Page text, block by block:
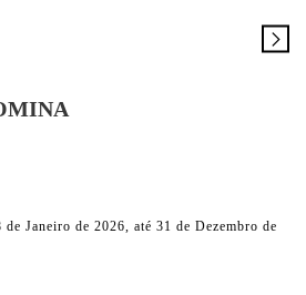
de Janeiro de 2026, até 31 de Dezembro de